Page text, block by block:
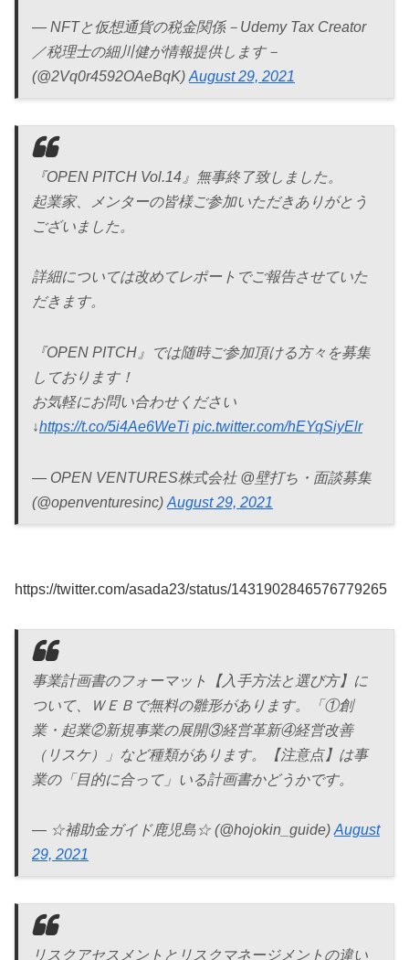
— NFTと仮想通貨の税金関係－Udemy Tax Creator
／税理士の細川健が情報提供します－
(@2Vq0r4592OAeBqK) August 29, 2021
『OPEN PITCH Vol.14』無事終了致しました。
起業家、メンターの皆様ご参加いただきありがとう
ございました。
詳細については改めてレポートでご報告させていた
だきます。
『OPEN PITCH』では随時ご参加頂ける方々を募集
しております！
お気軽にお問い合わせください
↓https://t.co/5i4Ae6WeTi pic.twitter.com/hEYqSiyElr
— OPEN VENTURES株式会社 @壁打ち・面談募集
(@openventuresinc) August 29, 2021
https://twitter.com/asada23/status/1431902846576779265
事業計画書のフォーマット【入手方法と選び方】に
ついて、ＷＥＢで無料の雛形があります。「①創
業・起業②新規事業の展開③経営革新④経営改善
（リスケ）」など種類があります。【注意点】は事
業の「目的に合って」いる計画書かどうかです。
— ☆補助金ガイド鹿児島☆ (@hojokin_guide) August
29, 2021
リスクアセスメントとリスクマネージメントの違い